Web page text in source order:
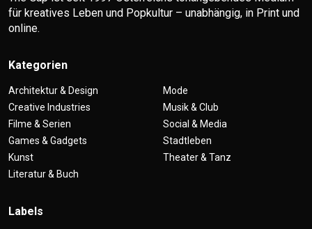
für kreatives Leben und Popkultur – unabhängig, in Print und
online.
Kategorien
Architektur & Design
Creative Industries
Filme & Serien
Games & Gadgets
Kunst
Literatur & Buch
Mode
Musik & Club
Social & Media
Stadtleben
Theater & Tanz
Labels